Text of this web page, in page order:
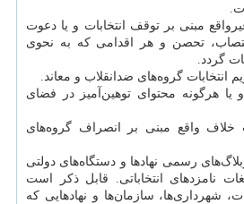
مبنی بر توقف انتخابات و یا دعوت
تحصن و هر اقدامی که به نحوی
گردد.
و یا هرگونه محتوای توهین‌آمیز در فضای
خلاف واقع مبنی بر انصراف گروه‌های
رسمی نهادها و دستگاه‌های دولتی
نامزدهای انتخاباتی. قابل ذکر است
شهرداری‌ها‌، سازمان‌ها و نهادهایی که